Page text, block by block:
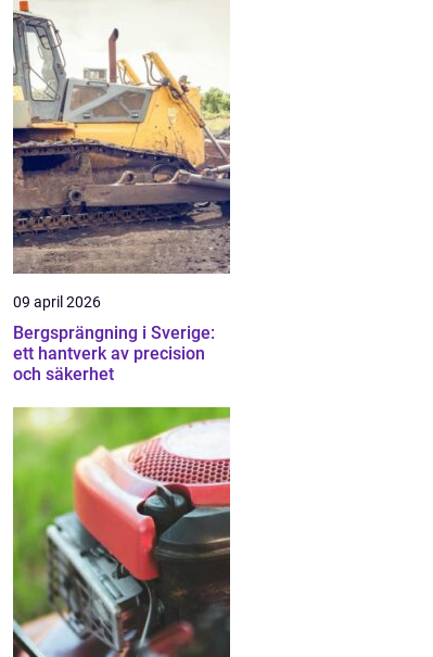
09 april 2026
Bergsprängning i Sverige:
ett hantverk av precision
och säkerhet